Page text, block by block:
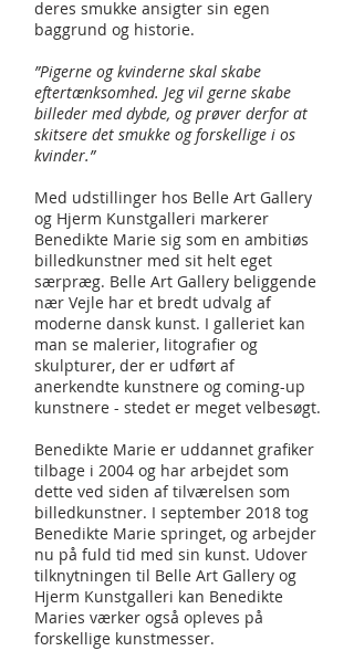
deres smukke ansigter sin egen
baggrund og historie.
”Pigerne og kvinderne skal skabe
eftertænksomhed. Jeg vil gerne skabe
billeder med dybde, og prøver derfor at
skitsere det smukke og forskellige i os
kvinder.”
Med udstillinger hos Belle Art Gallery
og Hjerm Kunstgalleri markerer
Benedikte Marie sig som en ambitiøs
billedkunstner med sit helt eget
særpræg. Belle Art Gallery beliggende
nær Vejle har et bredt udvalg af
moderne dansk kunst. I galleriet kan
man se malerier, litografier og
skulpturer, der er udført af
anerkendte kunstnere og coming-up
kunstnere - stedet er meget velbesøgt.
Benedikte Marie er uddannet grafiker
tilbage i 2004 og har arbejdet som
dette ved siden af tilværelsen som
billedkunstner. I september 2018 tog
Benedikte Marie springet, og arbejder
nu på fuld tid med sin kunst. Udover
tilknytningen til Belle Art Gallery og
Hjerm Kunstgalleri kan Benedikte
Maries værker også opleves på
forskellige kunstmesser.